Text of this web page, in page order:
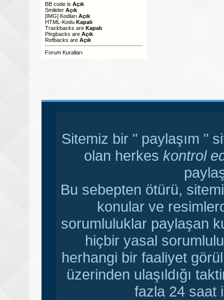
BB code is Açık
Smileler Açık
[IMG] Kodları Açık
HTML-Kodu Kapalı
Trackbacks are Kapalı
Pingbacks are Açık
Refbacks are Açık
Forum Kuralları
Sitemiz bir " paylaşım "
olan herkes kontrol
Bu sebepten ötürü,
konular ve
sorumluluklar paylaşan
hiçbir yasal
herhangi bir faaliyet
üzerinden ulaşıldığı
fazla 24 saat